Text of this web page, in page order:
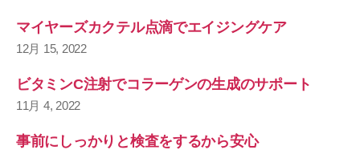
マイヤーズカクテル点滴でエイジングケア
12月 15, 2022
ビタミンC注射でコラーゲンの生成のサポート
11月 4, 2022
事前にしっかりと検査をするから安心